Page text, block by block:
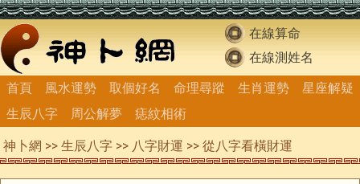
在線算命
在線測姓名
首頁
風水運勢 取個好名 命理尋蹤 生肖運勢
星座解疑
生辰八字
周公解夢 痣紋相術
神卜網 >> 生辰八字 >> 八字財運 >> 從八字看橫財運